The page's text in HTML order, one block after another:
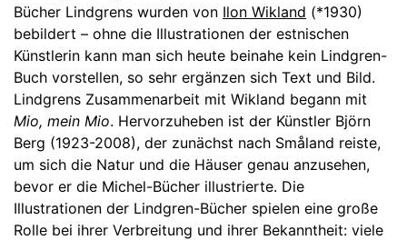
Bücher Lindgrens wurden von Ilon Wikland (*1930)
bebildert – ohne die Illustrationen der estnischen
Künstlerin kann man sich heute beinahe kein Lindgren-
Buch vorstellen, so sehr ergänzen sich Text und Bild.
Lindgrens Zusammenarbeit mit Wikland begann mit
Mio, mein Mio. Hervorzuheben ist der Künstler Björn
Berg (1923-2008), der zunächst nach Småland reiste,
um sich die Natur und die Häuser genau anzusehen,
bevor er die Michel-Bücher illustrierte. Die
Illustrationen der Lindgren-Bücher spielen eine große
Rolle bei ihrer Verbreitung und ihrer Bekanntheit: viele